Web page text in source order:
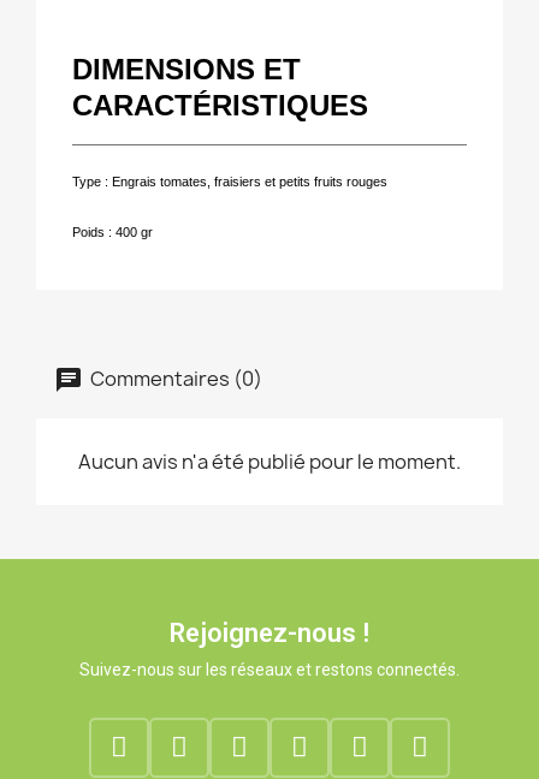
DIMENSIONS ET
CARACTÉRISTIQUES
Type : Engrais tomates, fraisiers et petits fruits rouges
Poids : 400 gr
Commentaires (0)
Aucun avis n'a été publié pour le moment.
Rejoignez-nous !
Suivez-nous sur les réseaux et restons connectés.